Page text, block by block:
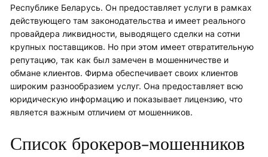
Республике Беларусь. Он предоставляет услуги в рамках
действующего там законодательства и имеет реального
провайдера ликвидности, выводящего сделки на сотни
крупных поставщиков. Но при этом имеет отвратительную
репутацию, так как был замечен в мошенничестве и
обмане клиентов. Фирма обеспечивает своих клиентов
широким разнообразием услуг. Она предоставляет всю
юридическую информацию и показывает лицензию, что
является важным отличием от мошенников.
Список брокеров-мошенников